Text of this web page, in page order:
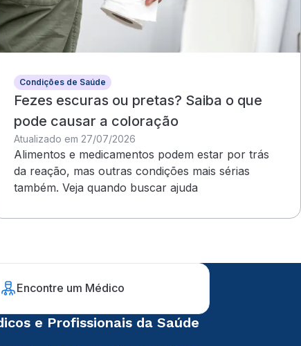
Condições de Saúde
Fezes escuras ou pretas? Saiba o que
pode causar a coloração
Atualizado em 27/07/2026
Alimentos e medicamentos podem estar por trás
da reação, mas outras condições mais sérias
também. Veja quando buscar ajuda
Encontre um Médico
e Profissionais da Saúde